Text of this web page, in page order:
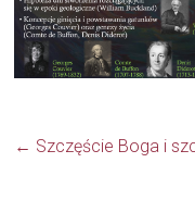
← Szczęście Boga i